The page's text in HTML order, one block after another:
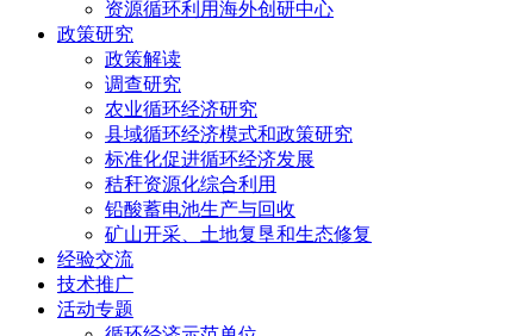
资源循环利用海外创研中心
政策研究
政策解读
调查研究
农业循环经济研究
县域循环经济模式和政策研究
标准化促进循环经济发展
秸秆资源化综合利用
铅酸蓄电池生产与回收
矿山开采、土地复垦和生态修复
经验交流
技术推广
活动专题